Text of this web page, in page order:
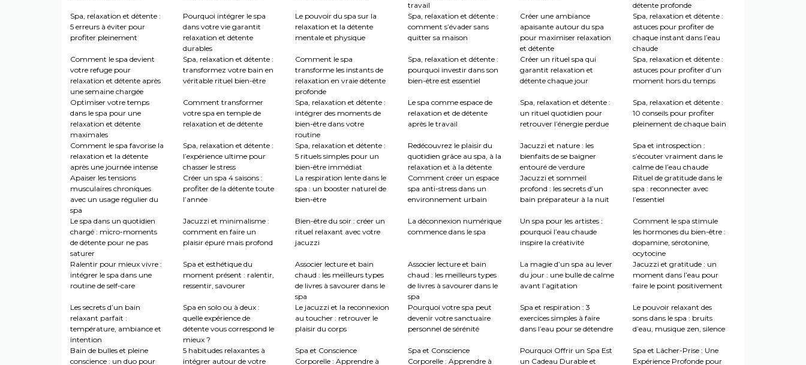
travail
détente profonde
Spa, relaxation et détente :
5 erreurs à éviter pour
profiter pleinement
Pourquoi intégrer le spa
dans votre vie garantit
relaxation et détente
durables
Le pouvoir du spa sur la
relaxation et la détente
mentale et physique
Spa, relaxation et détente :
comment s’évader sans
quitter sa maison
Créer une ambiance
apaisante autour du spa
pour maximiser relaxation
et détente
Spa, relaxation et détente :
astuces pour profiter de
chaque instant dans l’eau
chaude
Comment le spa devient
votre refuge pour
relaxation et détente après
une semaine chargée
Spa, relaxation et détente :
transformez votre bain en
véritable rituel bien-être
Comment le spa
transforme les instants de
relaxation en vraie détente
profonde
Spa, relaxation et détente :
pourquoi investir dans son
bien-être est essentiel
Créer un rituel spa qui
garantit relaxation et
détente chaque jour
Spa, relaxation et détente :
astuces pour profiter d’un
moment hors du temps
Optimiser votre temps
dans le spa pour une
relaxation et détente
maximales
Comment transformer
votre spa en temple de
relaxation et de détente
Spa, relaxation et détente :
intégrer des moments de
bien-être dans votre
routine
Le spa comme espace de
relaxation et de détente
après le travail
Spa, relaxation et détente :
un rituel quotidien pour
retrouver l’énergie perdue
Spa, relaxation et détente :
10 conseils pour profiter
pleinement de chaque bain
Comment le spa favorise la
relaxation et la détente
après une journée intense
Spa, relaxation et détente :
l’expérience ultime pour
chasser le stress
Spa, relaxation et détente :
5 rituels simples pour un
bien-être immédiat
Redécouvrez le plaisir du
quotidien grâce au spa, à la
relaxation et à la détente
Jacuzzi et nature : les
bienfaits de se baigner
entouré de verdure
Spa et introspection :
s’écouter vraiment dans le
calme de l’eau chaude
Apaiser les tensions
musculaires chroniques
avec un usage régulier du
spa
Créer un spa 4 saisons :
profiter de la détente toute
l’année
La respiration lente dans le
spa : un booster naturel de
bien-être
Comment créer un espace
spa anti-stress dans un
environnement urbain
Jacuzzi et sommeil
profond : les secrets d’un
bain préparateur à la nuit
Rituel de gratitude dans le
spa : reconnecter avec
l’essentiel
Le spa dans un quotidien
chargé : micro-moments
de détente pour ne pas
saturer
Jacuzzi et minimalisme :
comment en faire un
plaisir épuré mais profond
Bien-être du soir : créer un
rituel relaxant avec votre
jacuzzi
La déconnexion numérique
commence dans le spa
Un spa pour les artistes :
pourquoi l’eau chaude
inspire la créativité
Comment le spa stimule
les hormones du bien-être :
dopamine, sérotonine,
ocytocine
Ralentir pour mieux vivre :
intégrer le spa dans une
routine de self-care
Spa et esthétique du
moment présent : ralentir,
ressentir, savourer
Associer lecture et bain
chaud : les meilleurs types
de livres à savourer dans le
spa
Associer lecture et bain
chaud : les meilleurs types
de livres à savourer dans le
spa
La magie d’un spa au lever
du jour : une bulle de calme
avant l’agitation
Jacuzzi et gratitude : un
moment dans l’eau pour
faire le point positivement
Les secrets d’un bain
relaxant parfait :
température, ambiance et
intention
Spa en solo ou à deux :
quelle expérience de
détente vous correspond le
mieux ?
Le jacuzzi et la reconnexion
au toucher : retrouver le
plaisir du corps
Pourquoi votre spa peut
devenir votre sanctuaire
personnel de sérénité
Spa et respiration : 3
exercices simples à faire
dans l’eau pour se détendre
Le pouvoir relaxant des
sons dans le spa : bruits
d’eau, musique zen, silence
Bain de bulles et pleine
conscience : un duo pour
5 habitudes relaxantes à
intégrer autour de votre
Spa et Conscience
Corporelle : Apprendre à
Spa et Conscience
Corporelle : Apprendre à
Pourquoi Offrir un Spa Est
un Cadeau Durable et
Spa et Lâcher-Prise : Une
Expérience Profonde pour